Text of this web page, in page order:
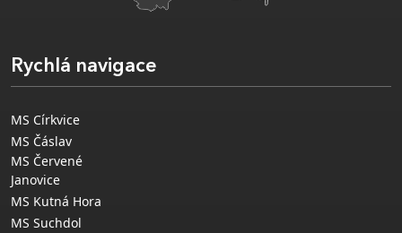
Rychlá navigace
MS Církvice
MS Čáslav
MS Červené
Janovice
MS Kutná Hora
MS Suchdol